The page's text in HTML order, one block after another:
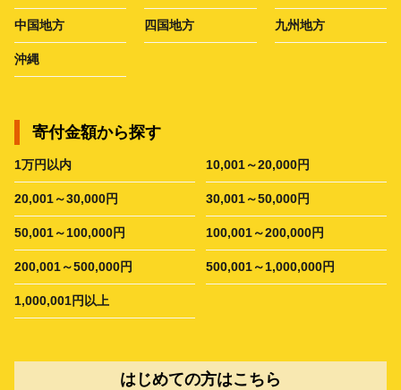
中国地方 四国地方 九州地方
沖縄
寄付金額から探す
1万円以内 10,001～20,000円
20,001～30,000円 30,001～50,000円
50,001～100,000円 100,001～200,000円
200,001～500,000円 500,001～1,000,000円
1,000,001円以上
はじめての方はこちら